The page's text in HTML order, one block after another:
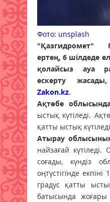
Фото: unsplash
"Қазгидромет"
ертең, 6 шілдеде
қолайсыз ауа
ескерту
Zakon.kz.
Ақтөбе
ыстық күтіледі.
қатты ыстық
Атырау
найзағай күтіледі.
соғады, күндіз
оңтүстігінде
градус қатты
батысында жоғары